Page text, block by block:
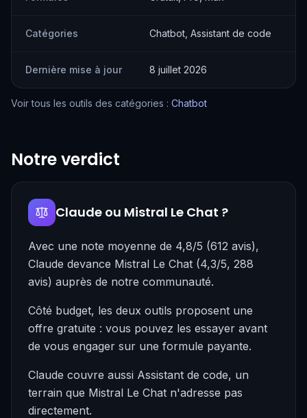
Catégories Chatbot, Assistant de code
Dernière mise à jour 8 juillet 2026
Voir tous les outils des catégories : Chatbot
Notre verdict
Claude ou Mistral Le Chat ?
Avec une note moyenne de 4,8/5 (612 avis),
Claude devance Mistral Le Chat (4,3/5, 288
avis) auprès de notre communauté.
Côté budget, les deux outils proposent une
offre gratuite : vous pouvez les essayer avant
de vous engager sur une formule payante.
Claude couvre aussi Assistant de code, un
terrain que Mistral Le Chat n'adresse pas
directement.